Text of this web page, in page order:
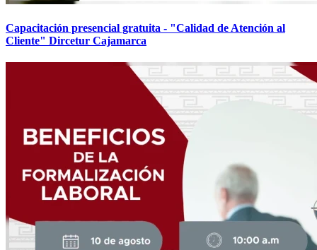
Capacitación presencial gratuita - "Calidad de Atención al
Cliente" Dircetur Cajamarca